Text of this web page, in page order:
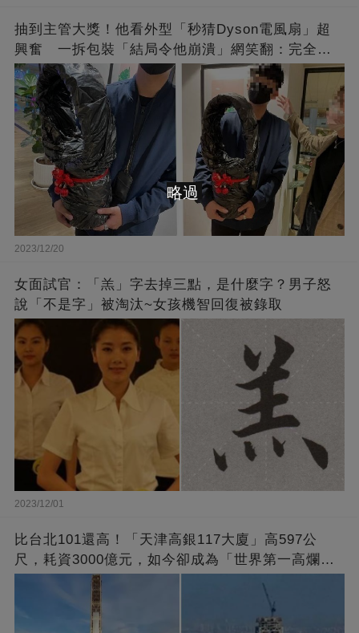
抽到主管大獎！他看外型「秒猜Dyson電風扇」超
興奮 一拆包裝「結局令他崩潰」網笑翻：完全想
不到～
2023/12/20
女面試官：「羔」字去掉三點，是什麼字？男子怒
說「不是字」被淘汰~女孩機智回復被錄取
2023/12/01
比台北101還高！「天津高銀117大廈」高597公
尺，耗資3000億元，如今卻成為「世界第一高爛尾
略過